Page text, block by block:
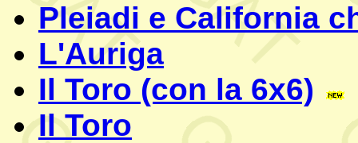
Pleiadi e California
L'Auriga
Il Toro (con la 6x6)
Il Toro